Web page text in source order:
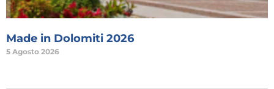
Made in Dolomiti 2026
5 Agosto 2026